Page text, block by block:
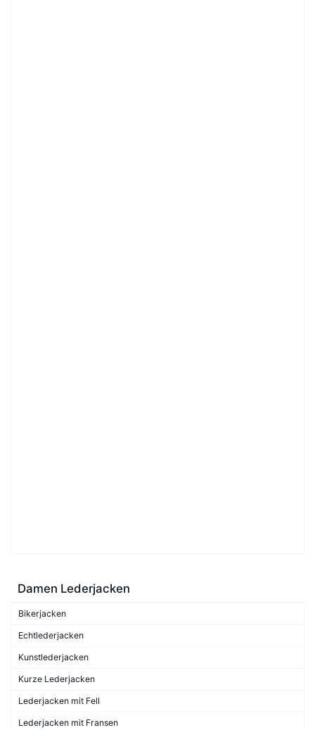
Damen Lederjacken
Bikerjacken
Echtlederjacken
Kunstlederjacken
Kurze Lederjacken
Lederjacken mit Fell
Lederjacken mit Fransen